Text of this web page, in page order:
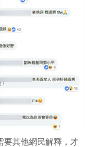
要其他網民解釋，才